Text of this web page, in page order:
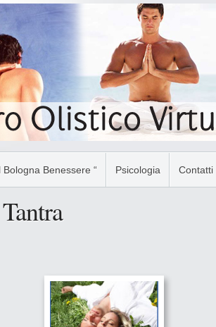
Bologna Benessere “ Psicologia Contatti